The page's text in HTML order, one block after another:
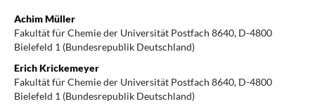
Achim Müller
Fakultät für Chemie der Universität Postfach 8640, D-4800
Bielefeld 1 (Bundesrepublik Deutschland)
Erich Krickemeyer
Fakultät für Chemie der Universität Postfach 8640, D-4800
Bielefeld 1 (Bundesrepublik Deutschland)